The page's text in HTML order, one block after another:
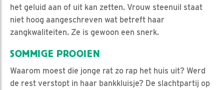
het geluid aan of uit kan zetten. Vrouw steenuil staat
niet hoog aangeschreven wat betreft haar
zangkwaliteiten. Ze is gewoon een snerk.
SOMMIGE PROOIEN
Waarom moest die jonge rat zo rap het huis uit? Werd
de rest verstopt in haar bankkluisje? De slachtpartij op